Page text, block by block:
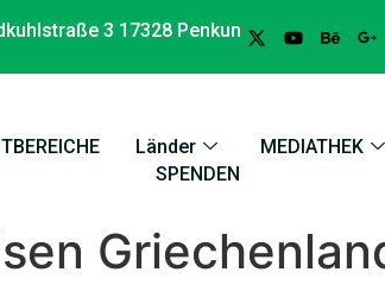
3 17328 Penkun
Länder MEDIATHEK
SPENDEN